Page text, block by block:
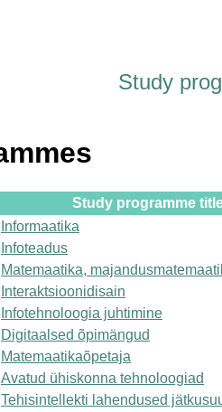
Study
Study programme
Informaatika
Infoteadus
Matemaatika,
Interaktsioonidisain
Infotehnoloogia juhtimine
Digitaalsed õpimängud
Matemaatikaõpetaja
Avatud ühiskonna tehnoloogiad
Tehisintellekti lahendused